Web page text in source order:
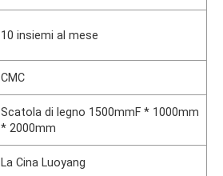
10 insiemi al mese
CMC
Scatola di legno 1500mmF * 1000mm
* 2000mm
La Cina Luoyang